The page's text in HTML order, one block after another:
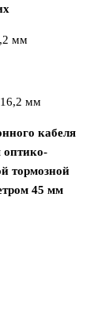
мм
мм
кабеля
оптико-
тормозной
45 мм